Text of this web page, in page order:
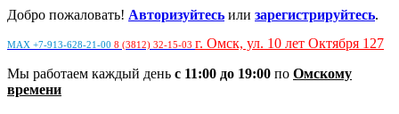
Добро пожаловать! Авторизуйтесь или зарегистрируйтесь.
MAX +7-913-628-21-00 8 (3812) 32-15-03 г. Омск, ул. 10 лет Октября 127
Мы работаем каждый день с 11:00 до 19:00 по Омскому
времени